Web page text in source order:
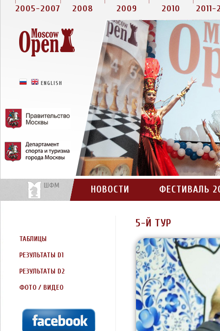
2011-
2010
2009
2008
2005-2007
РУССКИЙENGLISH
НОВОСТИ ФЕСТИВАЛЬ
ТАБЛИЦЫ
РЕЗУЛЬТАТЫ D1
РЕЗУЛЬТАТЫ D2
ФОТО / ВИДЕО
5-Й ТУР